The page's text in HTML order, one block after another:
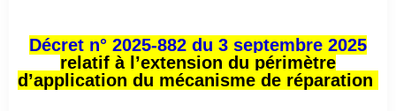
Décret n° 2025-882 du 3 septembre 2025
relatif à l’extension du périmètre
d’application du mécanisme de réparation